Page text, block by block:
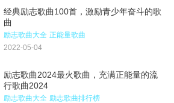
经典励志歌曲100首，激励青少年奋斗的歌
曲
励志歌曲大全 正能量歌曲
2022-05-04
励志歌曲2024最火歌曲，充满正能量的流
行歌曲2024
励志歌曲大全 励志歌曲排行榜